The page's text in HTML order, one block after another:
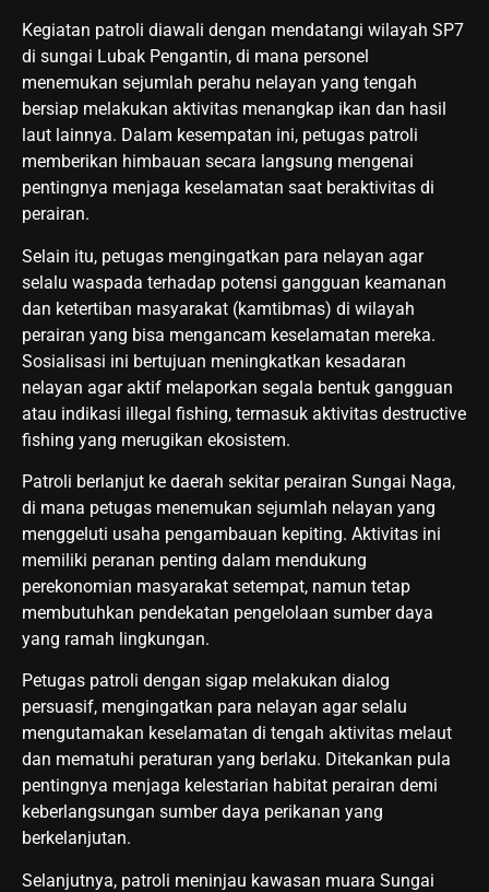
Kegiatan patroli diawali dengan mendatangi wilayah SP7
di sungai Lubak Pengantin, di mana personel
menemukan sejumlah perahu nelayan yang tengah
bersiap melakukan aktivitas menangkap ikan dan hasil
laut lainnya. Dalam kesempatan ini, petugas patroli
memberikan himbauan secara langsung mengenai
pentingnya menjaga keselamatan saat beraktivitas di
perairan.
Selain itu, petugas mengingatkan para nelayan agar
selalu waspada terhadap potensi gangguan keamanan
dan ketertiban masyarakat (kamtibmas) di wilayah
perairan yang bisa mengancam keselamatan mereka.
Sosialisasi ini bertujuan meningkatkan kesadaran
nelayan agar aktif melaporkan segala bentuk gangguan
atau indikasi illegal fishing, termasuk aktivitas destructive
fishing yang merugikan ekosistem.
Patroli berlanjut ke daerah sekitar perairan Sungai Naga,
di mana petugas menemukan sejumlah nelayan yang
menggeluti usaha pengambauan kepiting. Aktivitas ini
memiliki peranan penting dalam mendukung
perekonomian masyarakat setempat, namun tetap
membutuhkan pendekatan pengelolaan sumber daya
yang ramah lingkungan.
Petugas patroli dengan sigap melakukan dialog
persuasif, mengingatkan para nelayan agar selalu
mengutamakan keselamatan di tengah aktivitas melaut
dan mematuhi peraturan yang berlaku. Ditekankan pula
pentingnya menjaga kelestarian habitat perairan demi
keberlangsungan sumber daya perikanan yang
berkelanjutan.
Selanjutnya, patroli meninjau kawasan muara Sungai